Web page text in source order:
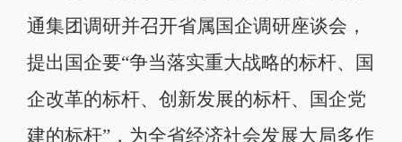
通集团调研并召开省属国企调研座谈会，
提出国企要“争当落实重大战略的标杆、国
企改革的标杆、创新发展的标杆、国企党
建的标杆”，为全省经济社会发展大局多作